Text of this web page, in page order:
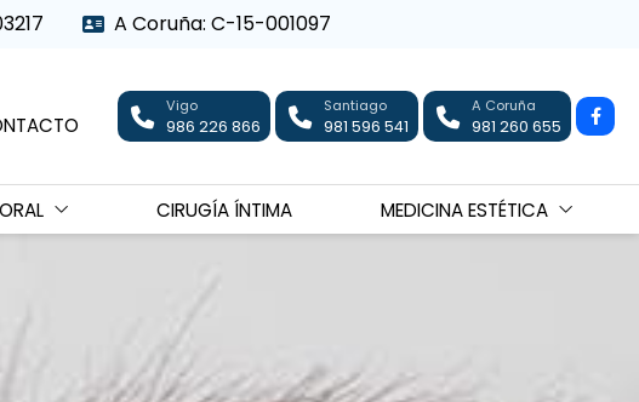
A Coruña: C-15-001097
Vigo
986 226 866
Santiago
981 596 541
A Coruña
981 260 655
CIRUGÍA ÍNTIMA MEDICINA ESTÉTICA